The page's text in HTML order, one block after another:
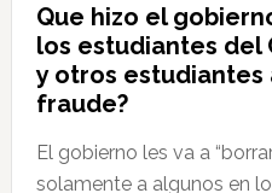
Que hizo el
los estudiantes del
y otros
fraude?
El gobierno les va a
solamente a algunos en